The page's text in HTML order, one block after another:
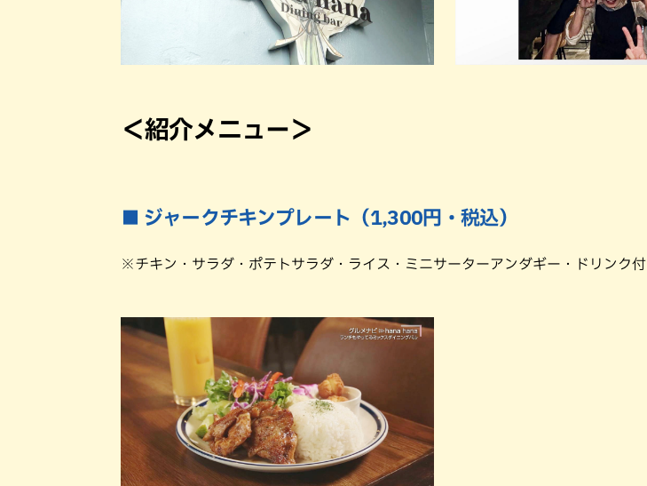
＜紹介メニュー＞
■ ジャークチキンプレート（1,300円・税込）
※チキン・サラダ・ポテトサラダ・ライス・ミニサーターアンダギー・ドリンク付